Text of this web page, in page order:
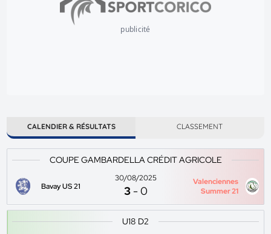
publicité
CALENDIER & RÉSULTATS CLASSEMENT
COUPE GAMBARDELLA CRÉDIT AGRICOLE
Bavay US 21
30/08/2025
3 -0
Valenciennes
Summer 21
U18 D2